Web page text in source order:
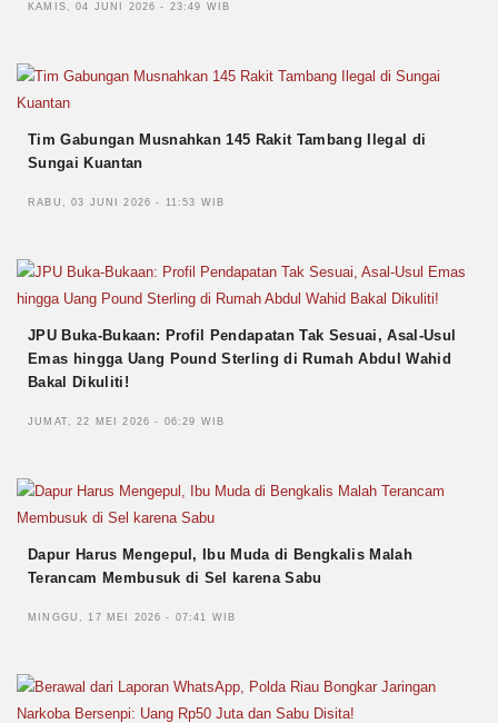
KAMIS, 04 JUNI 2026 - 23:49 WIB
Tim Gabungan Musnahkan 145 Rakit Tambang Ilegal di
Sungai Kuantan
RABU, 03 JUNI 2026 - 11:53 WIB
JPU Buka-Bukaan: Profil Pendapatan Tak Sesuai, Asal-Usul
Emas hingga Uang Pound Sterling di Rumah Abdul Wahid
Bakal Dikuliti!
JUMAT, 22 MEI 2026 - 06:29 WIB
Dapur Harus Mengepul, Ibu Muda di Bengkalis Malah
Terancam Membusuk di Sel karena Sabu
MINGGU, 17 MEI 2026 - 07:41 WIB